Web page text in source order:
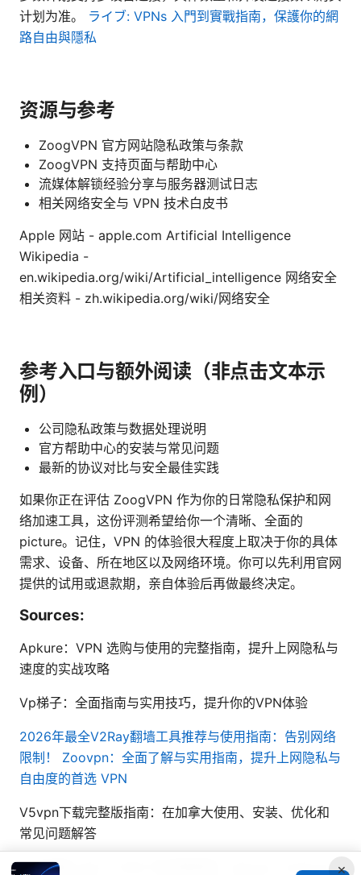
计划为准。 ライブ: VPNs 入門到實戰指南，保護你的網
路自由與隱私
资源与参考
ZoogVPN 官方网站隐私政策与条款
ZoogVPN 支持页面与帮助中心
流媒体解锁经验分享与服务器测试日志
相关网络安全与 VPN 技术白皮书
Apple 网站 - apple.com Artificial Intelligence
Wikipedia -
en.wikipedia.org/wiki/Artificial_intelligence 网络安全
相关资料 - zh.wikipedia.org/wiki/网络安全
参考入口与额外阅读（非点击文本示
例）
公司隐私政策与数据处理说明
官方帮助中心的安装与常见问题
最新的协议对比与安全最佳实践
如果你正在评估 ZoogVPN 作为你的日常隐私保护和网
络加速工具，这份评测希望给你一个清晰、全面的
picture。记住，VPN 的体验很大程度上取决于你的具体
需求、设备、所在地区以及网络环境。你可以先利用官网
提供的试用或退款期，亲自体验后再做最终决定。
Sources:
Apkure：VPN 选购与使用的完整指南，提升上网隐私与
速度的实战攻略
Vp梯子：全面指南与实用技巧，提升你的VPN体验
2026年最全V2Ray翻墙工具推荐与使用指南：告别网络
限制！
Zoovpn：全面了解与实用指南，提升上网隐私与
自由度的首选 VPN
V5vpn下载完整版指南：在加拿大使用、安装、优化和
常见问题解答
如何啟動 esim：2025 年完整教學，iphone、android ×